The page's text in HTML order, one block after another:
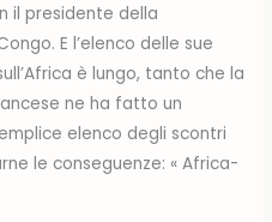
il presidente della
E l’elenco delle sue
è lungo, tanto che la
ne ha fatto un
elenco degli scontri
le conseguenze: « Africa-